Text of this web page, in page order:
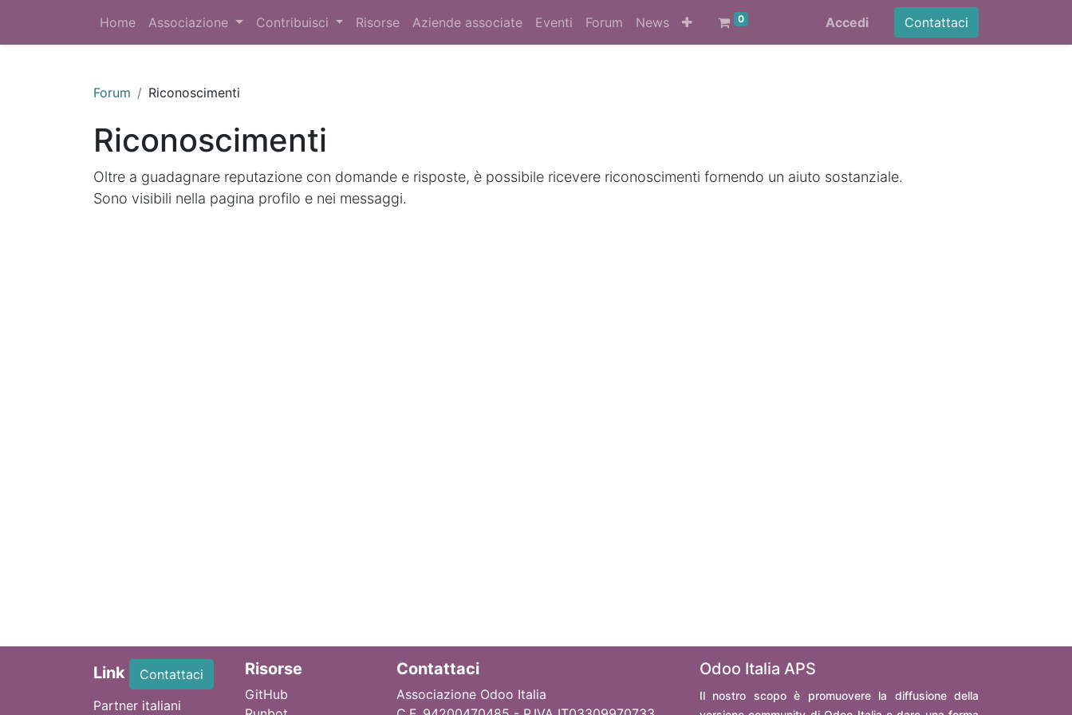
Home Associazione Contribuisci Risorse Aziende associate Eventi Forum News 0 Accedi Contattaci
Forum Riconoscimenti
Riconoscimenti
Oltre a guadagnare reputazione con domande e risposte, è possibile ricevere riconoscimenti fornendo un aiuto sostanziale.
Sono visibili nella pagina profilo e nei messaggi.
Link
Contattaci
Partner italiani
Risorse
GitHub
Contattaci
Associazione Odoo Italia
Odoo Italia APS
Il nostro scopo è promuovere la diffusione della